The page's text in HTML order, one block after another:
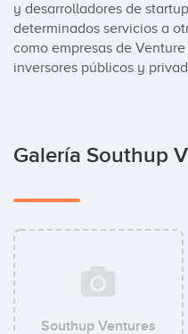
y desarrolladores de
determinados servicios a
como empresas de
inversores públicos y
Galería Southup
Southup Ventures